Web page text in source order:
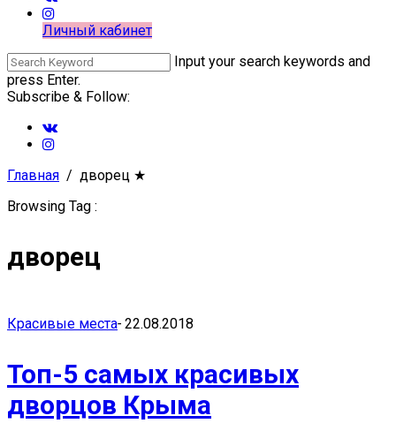
Личный кабинет
Input your search keywords and
press Enter.
Subscribe & Follow:
Главная дворец ★
Browsing Tag :
дворец
Красивые места- 22.08.2018
Топ-5 самых красивых
дворцов Крыма